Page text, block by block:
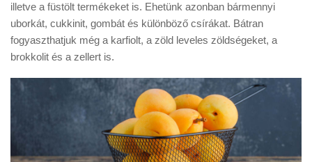
illetve a füstölt termékeket is. Ehetünk azonban bármennyi
uborkát, cukkinit, gombát és különböző csírákat. Bátran
fogyaszthatjuk még a karfiolt, a zöld leveles zöldségeket, a
brokkolit és a zellert is.